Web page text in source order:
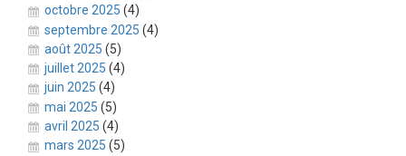
octobre 2025 (4)
septembre 2025 (4)
août 2025 (5)
juillet 2025 (4)
juin 2025 (4)
mai 2025 (5)
avril 2025 (4)
mars 2025 (5)